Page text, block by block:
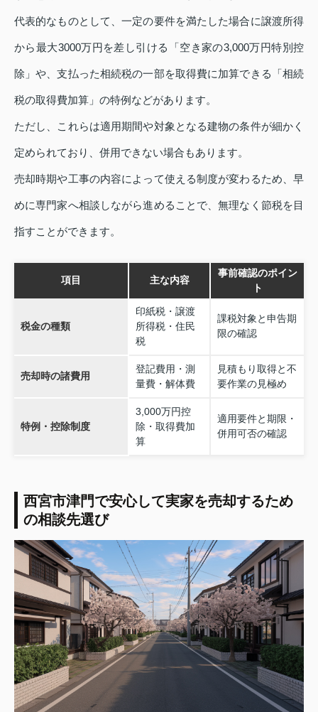
代表的なものとして、一定の要件を満たした場合に譲渡所得
から最大3000万円を差し引ける「空き家の3,000万円特別控
除」や、支払った相続税の一部を取得費に加算できる「相続
税の取得費加算」の特例などがあります。
ただし、これらは適用期間や対象となる建物の条件が細かく
定められており、併用できない場合もあります。
売却時期や工事の内容によって使える制度が変わるため、早
めに専門家へ相談しながら進めることで、無理なく節税を目
指すことができます。
項目 主な内容
事前確認のポイン
ト
税金の種類
印紙税・譲渡
所得税・住民
税
課税対象と申告期
限の確認
売却時の諸費用
登記費用・測
量費・解体費
見積もり取得と不
要作業の見極め
特例・控除制度
3,000万円控
除・取得費加
算
適用要件と期限・
併用可否の確認
西宮市津門で安心して実家を売却するため
の相談先選び